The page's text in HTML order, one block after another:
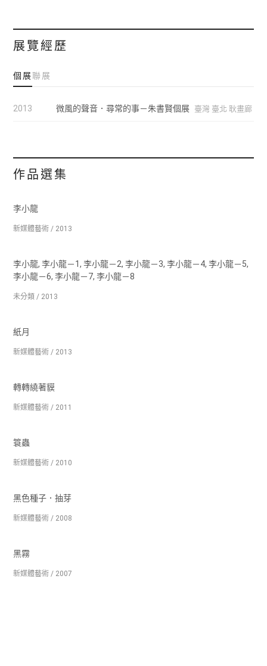
展覽經歷
個展聯展
2013 微風的聲音．尋常的事－朱書賢個展 臺灣 臺北 耿畫廊
作品選集
李小龍
新媒體藝術 / 2013
李小龍, 李小龍－1, 李小龍－2, 李小龍－3, 李小龍－4, 李小龍－5,
李小龍－6, 李小龍－7, 李小龍－8
未分類 / 2013
紙月
新媒體藝術 / 2013
轉轉繞著貘
新媒體藝術 / 2011
簑蟲
新媒體藝術 / 2010
黑色種子．抽芽
新媒體藝術 / 2008
黑霧
新媒體藝術 / 2007